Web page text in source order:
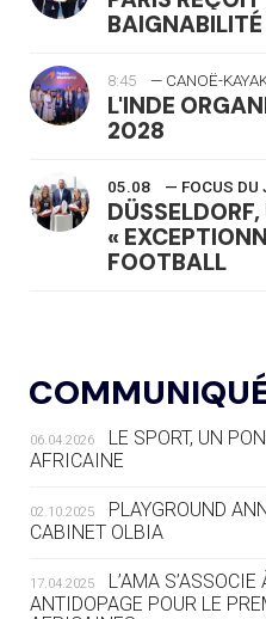
BAIGNABILITÉ
8:45 — CANOË-
L'INDE
2028
05.08 — FOCUS DU
«
FOOTBALL
LE RÊVE DE
AUX JO «
05.08 — TIR À L'ARC
DES
ROUTE DES
LE VILLAGE
SE DESSINE
06.04.2026
LE SPORT, UN
AFRICAINE
02.10.2025
PLAYGROUND
CABINET OLBIA
17.04.2025
L’AMA
ANTIDOPAGE POUR LE